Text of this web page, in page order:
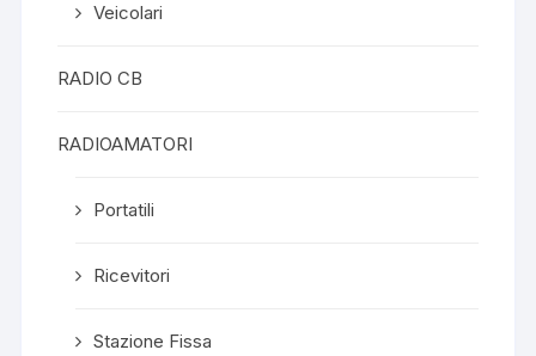
Veicolari
RADIO CB
RADIOAMATORI
Portatili
Ricevitori
Stazione Fissa